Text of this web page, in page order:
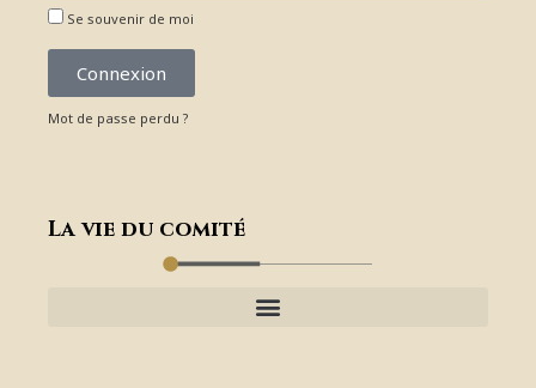
Se souvenir de moi
Connexion
Mot de passe perdu ?
La vie du comité